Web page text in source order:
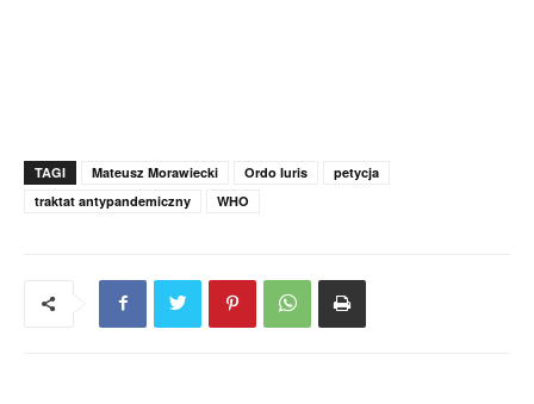
TAGI Mateusz Morawiecki Ordo Iuris
petycja
traktat antypandemiczny
WHO